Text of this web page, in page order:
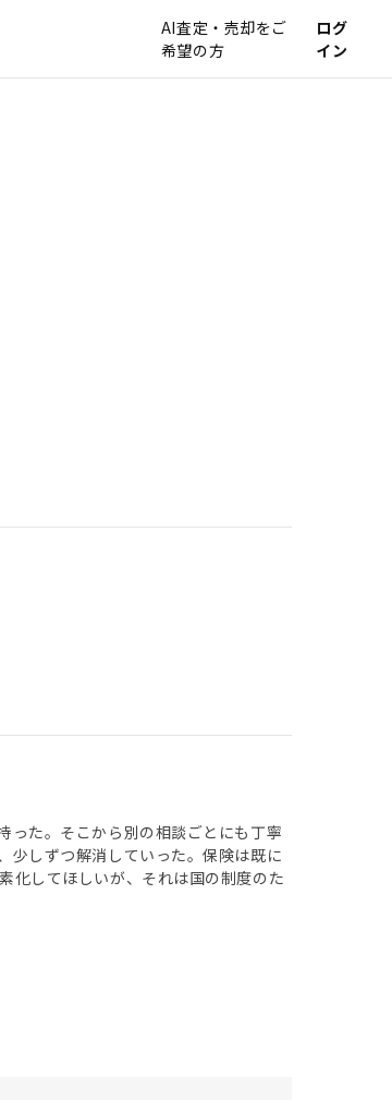
AI査定・売却をご
希望の方
ログ
イン
った。そこから別の相談ごとにも丁寧
少しずつ解消していった。保険は既に
化してほしいが、それは国の制度のた